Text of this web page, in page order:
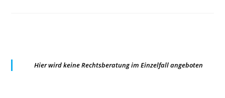
Hier wird keine Rechtsberatung im Einzelfall angeboten